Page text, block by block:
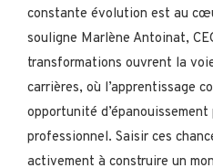
constante évolution est au
souligne Marlène Antoinat,
transformations ouvrent la
carrières, où l’apprentissage
opportunité
professionnel. Saisir ces
activement à construire un